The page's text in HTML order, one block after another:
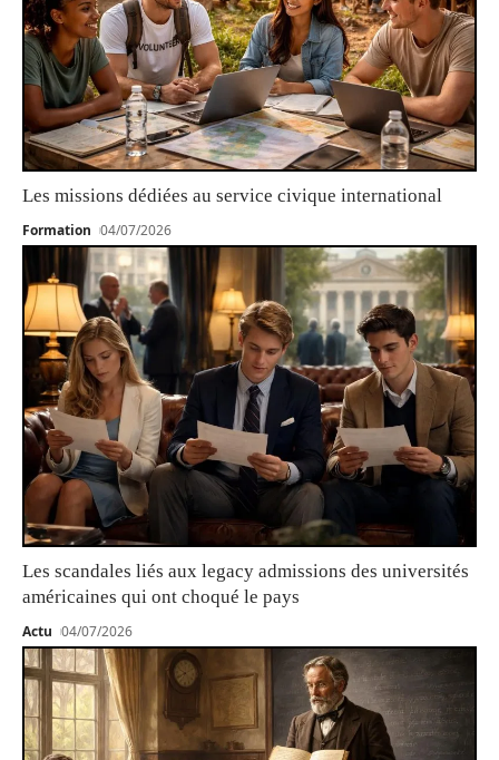
Les missions dédiées au service civique international
Formation 04/07/2026
Les scandales liés aux legacy admissions des universités
américaines qui ont choqué le pays
Actu 04/07/2026